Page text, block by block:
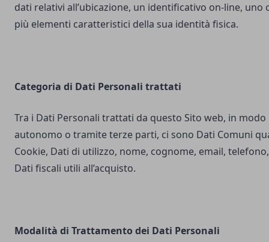
dati relativi all’ubicazione, un identificativo on-line, uno
più elementi caratteristici della sua identità fisica.
Categoria di Dati Personali trattati
Tra i Dati Personali trattati da questo Sito web, in modo
autonomo o tramite terze parti, ci sono Dati Comuni
Cookie, Dati di utilizzo, nome, cognome, email, telefono,
Dati fiscali utili all’acquisto.
Modalità di Trattamento dei Dati Personali